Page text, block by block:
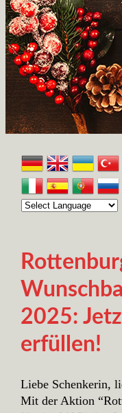
2025:
erfüllen!
Liebe Schenkerin,
Mit der Aktion